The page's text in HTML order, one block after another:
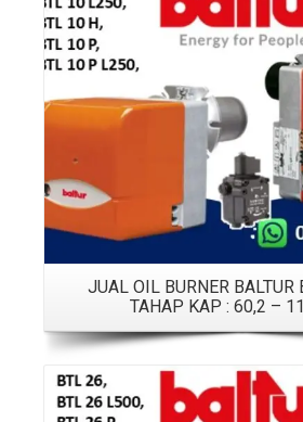
Details
JUAL OIL BURNER BALTUR
TAHAP KAP : 60,2 –